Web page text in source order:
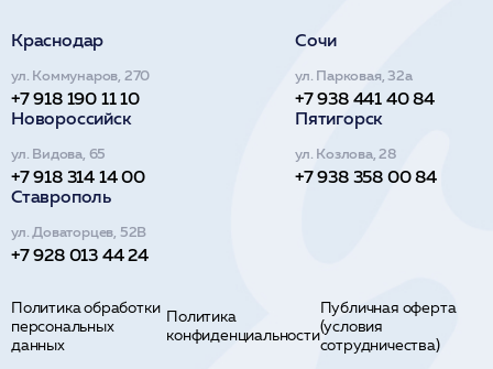
Краснодар
ул. Коммунаров, 270
+7 918 190 11 10
Сочи
ул. Парковая, 32а
+7 938 441 40 84
Новороссийск
ул. Видова, 65
+7 918 314 14 00
Пятигорск
ул. Козлова, 28
+7 938 358 00 84
Ставрополь
ул. Доваторцев, 52В
+7 928 013 44 24
Политика обработки
персональных
данных
Политика
конфиденциальности
Публичная оферта
(условия
сотрудничества)